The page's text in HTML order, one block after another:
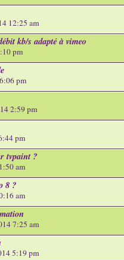
12:25 am
kb/s adapté à vimeo
pm
pm
2:59 pm
pm
tvpaint ?
am
8 ?
am
7:25 am
5:19 pm